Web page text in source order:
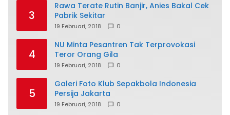
3
Rawa Terate Rutin Banjir, Anies Bakal Cek
Pabrik Sekitar
19 Februari, 2018 0
4
NU Minta Pesantren Tak Terprovokasi
Teror Orang Gila
19 Februari, 2018 0
5
Galeri Foto Klub Sepakbola Indonesia
Persija Jakarta
19 Februari, 2018 0